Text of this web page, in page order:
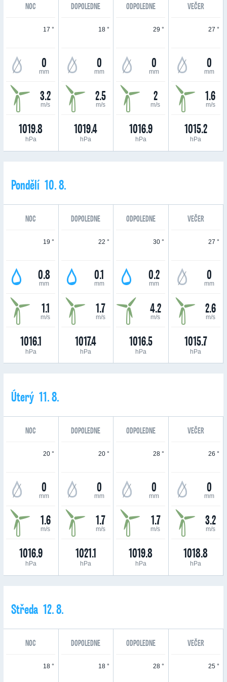
NOC DOPOLEDNE ODPOLEDNE VEČER
17 °
0
mm
3.2
m/s
1019.8
hPa
18 °
0
mm
2.5
m/s
1019.4
hPa
29 °
0
mm
2
m/s
1016.9
hPa
27 °
0
mm
1.6
m/s
1015.2
hPa
Pondělí 10. 8.
NOC DOPOLEDNE ODPOLEDNE VEČER
19 °
0.8
mm
1.1
m/s
1016.1
hPa
22 °
0.1
mm
1.7
m/s
1017.4
hPa
30 °
0.2
mm
4.2
m/s
1016.5
hPa
27 °
0
mm
2.6
m/s
1015.7
hPa
Úterý 11. 8.
NOC DOPOLEDNE ODPOLEDNE VEČER
20 °
0
mm
1.6
m/s
1016.9
hPa
20 °
0
mm
1.7
m/s
1021.1
hPa
28 °
0
mm
1.7
m/s
1019.8
hPa
26 °
0
mm
3.2
m/s
1018.8
hPa
Středa 12. 8.
NOC DOPOLEDNE ODPOLEDNE VEČER
18 ° 18 ° 28 ° 25 °